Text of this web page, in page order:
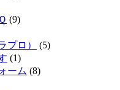
(9)
プロ）
(5)
(1)
ーム (8)